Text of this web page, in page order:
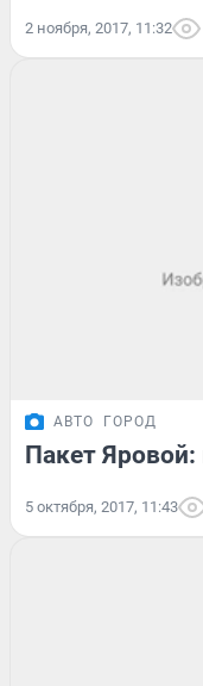
2 ноября, 2017, 11:32
АВТО ГОРОД
Пакет Яровой:
5 октября, 2017, 11:43